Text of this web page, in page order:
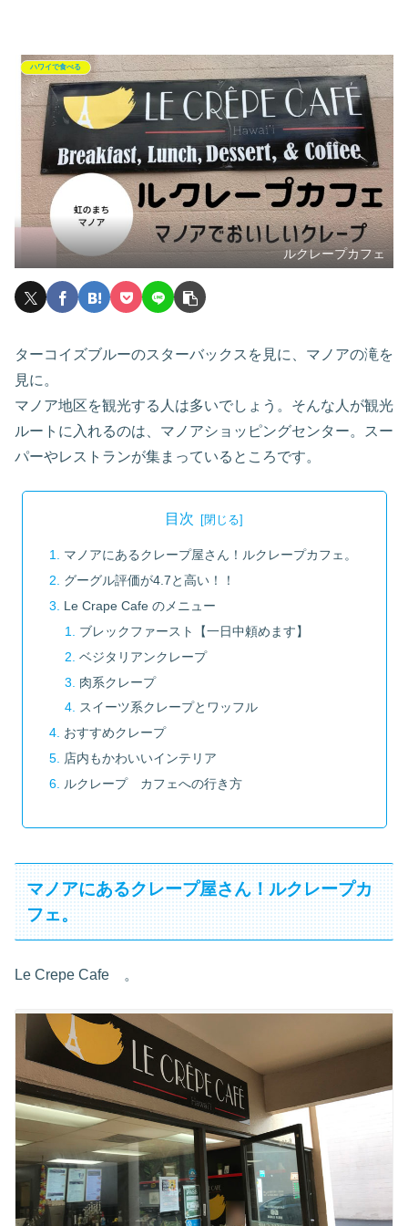
ハワイで食べる
ルクレープカフェ
ターコイズブルーのスターバックスを見に、マノアの滝を
見に。
マノア地区を観光する人は多いでしょう。そんな人が観光
ルートに入れるのは、マノアショッピングセンター。スー
パーやレストランが集まっているところです。
目次
マノアにあるクレープ屋さん！ルクレープカフェ。
グーグル評価が4.7と高い！！
Le Crape Cafe のメニュー
ブレックファースト【一日中頼めます】
ベジタリアンクレープ
肉系クレープ
スイーツ系クレープとワッフル
おすすめクレープ
店内もかわいいインテリア
ルクレープ カフェへの行き方
マノアにあるクレープ屋さん！ルクレープカ
フェ。
Le Crepe Cafe 。